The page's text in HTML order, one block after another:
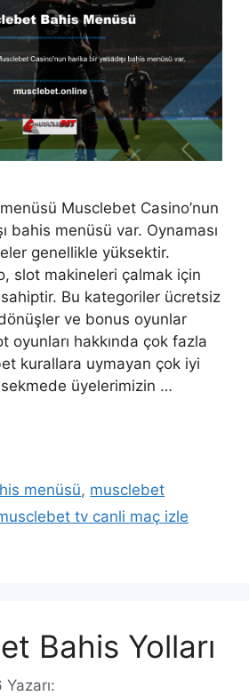
Musclebet Casino’nun
bahis menüsü var. Oynaması
genellikle yüksektir.
slot makineleri çalmak için
Bu kategoriler ücretsiz
ve bonus oyunlar
oyunları hakkında çok fazla
kurallara uymayan çok iyi
üyelerimizin …
menüsü, musclebet
tv canli maç izle
Bahis Yolları
Yazarı: